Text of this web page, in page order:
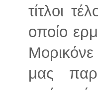
τίτλοι
οποίο
μας